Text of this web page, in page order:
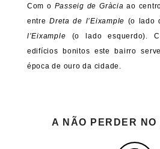
Com o Passeig de Gràcia ao
entreDreta de l’Eixample (o lado
l’Eixample (o lado esquerdo).
edifícios bonitos este bairro
época de ouro da cidade.
A NÃO PERDER NO